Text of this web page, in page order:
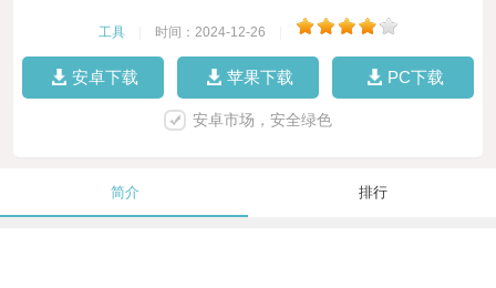
工具 时间：2024-12-26
安卓下载 苹果下载 PC下载
安卓市场，安全绿色
简介 排行